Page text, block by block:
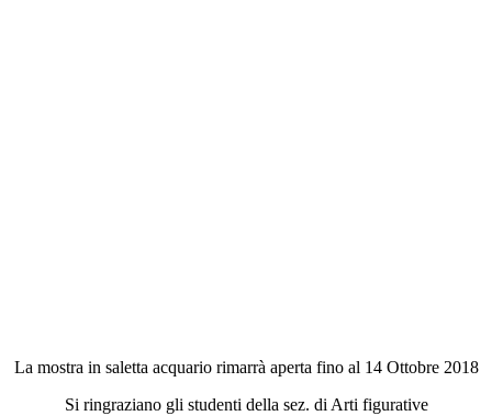
La mostra in saletta acquario rimarrà aperta fino al 14 Ottobre 2018
Si ringraziano gli studenti della sez. di Arti figurative